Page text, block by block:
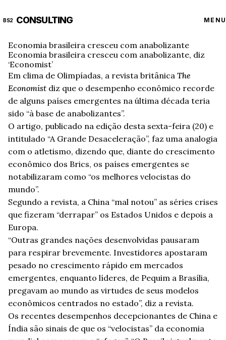
BS2 CONSULTING MENU
Economia brasileira cresceu com anabolizante
Economia brasileira cresceu com anabolizante, diz
‘Economist’
Em clima de Olimpíadas, a revista britânica The
Economist diz que o desempenho econômico recorde
de alguns países emergentes na última década teria
sido “à base de anabolizantes”.
O artigo, publicado na edição desta sexta-feira (20) e
intitulado “A Grande Desaceleração”, faz uma analogia
com o atletismo, dizendo que, diante do crescimento
econômico dos Brics, os países emergentes se
notabilizaram como “os melhores velocistas do
mundo”.
Segundo a revista, a China “mal notou” as séries crises
que fizeram “derrapar” os Estados Unidos e depois a
Europa.
“Outras grandes nações desenvolvidas pausaram
para respirar brevemente. Investidores apostaram
pesado no crescimento rápido em mercados
emergentes, enquanto líderes, de Pequim a Brasília,
pregavam ao mundo as virtudes de seus modelos
econômicos centrados no estado”, diz a revista.
Os recentes desempenhos decepcionantes de China e
Índia são sinais de que os “velocistas” da economia